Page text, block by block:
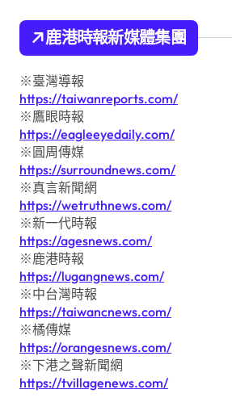
鹿港時報新媒體集團
※臺灣導報
https://taiwanreports.com/
※鷹眼時報
https://eagleeyedaily.com/
※圓周傳媒
https://surroundnews.com/
※真言新聞網
https://wetruthnews.com/
※新一代時報
https://agesnews.com/
※鹿港時報
https://lugangnews.com/
※中台灣時報
https://taiwancnews.com/
※橘傳媒
https://orangesnews.com/
※下港之聲新聞網
https://tvillagenews.com/